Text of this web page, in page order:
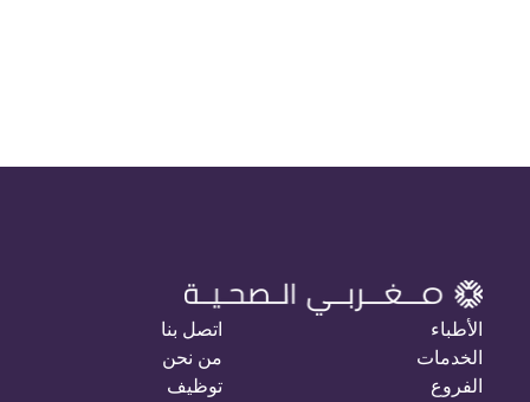
الأطباء
الخدمات
الفروع
اتصل بنا
من نحن
توظيف